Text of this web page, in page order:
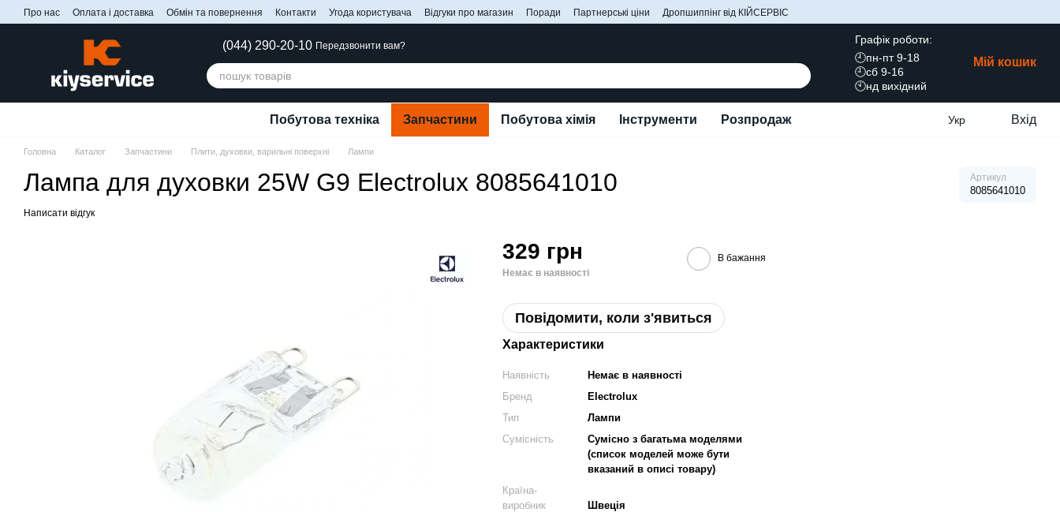
Перейти до основного контенту
Про нас Оплата і доставка Обмін та повернення Контакти Угода користувача Відгуки про магазин Поради Партнерські ціни Дропшиппінг від КІЙСЕРВІС
(044) 290-20-10 Передзвонити вам?
Графік роботи:
🕘пн-пт 9-18
🕘сб 9-16
🕙нд вихідний
Мій кошик
Побутова техніка Запчастини Побутова хімія Інструменти Розпродаж Укр Вхід
Головна Каталог Запчастини Плити, духовки, варильні поверхні Лампи
Лампа для духовки 25W G9 Electrolux 8085641010 Артикул
8085641010
Написати відгук
329 грн
Немає в наявності
В бажання
Повідомити, коли з'явиться
Характеристики
Наявність
Немає в наявності
Бренд
Electrolux
Тип
Лампи
Сумісність
Сумісно з багатьма моделями
(список моделей може бути
вказаний в описі товару)
Країна-
виробник
Швеція